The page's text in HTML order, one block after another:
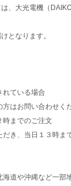
大光電機（
となります。
ている場合
はお問い合わせくだ
までのご注文
き、当日１３時ま
道や沖縄など一部